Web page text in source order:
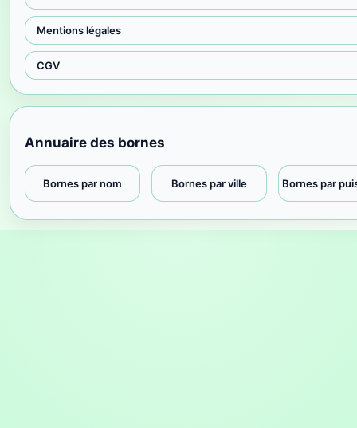
Mentions légales
CGV
Annuaire des bornes
Bornes par nom Bornes par ville Bornes par